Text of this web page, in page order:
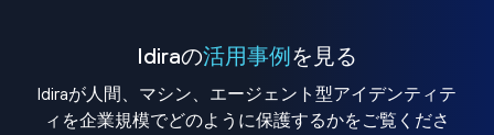
Idiraの活用事例を見る
Idiraが人間、マシン、エージェント型アイデンティテ
ィを企業規模でどのように保護するかをご覧くださ